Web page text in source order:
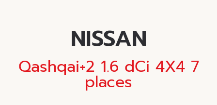
NISSAN
Qashqai+2 1.6 dCi 4X4 7
places